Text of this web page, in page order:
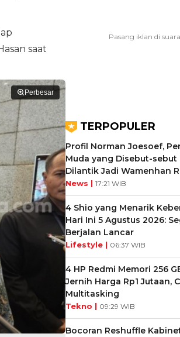
saat
Perbesar
TERPOPULER
Profil Norman Joesoef,
Muda yang Disebut-sebut
Dilantik Jadi Wamenhan
News | 17:21 WIB
4 Shio yang Menarik
Hari Ini 5 Agustus 2026:
Berjalan Lancar
Lifestyle | 06:37 WIB
4 HP Redmi Memori 256
Jernih Harga Rp1 Jutaan,
Multitasking
Tekno | 09:29 WIB
Bocoran Reshuffle